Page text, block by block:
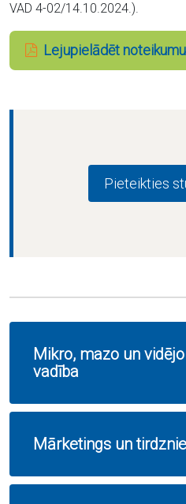
VAD 4-02/14.10.2024.).
Lejupielādēt
Pieteikties
Mikro, mazo un
vadība
Mārketings un